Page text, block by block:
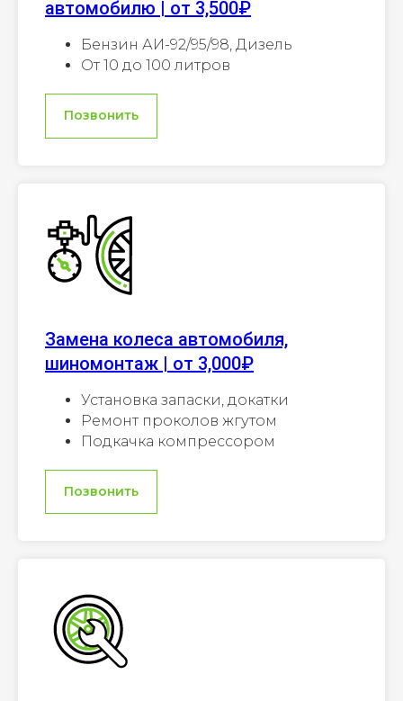
автомобилю | от 3,500₽
Бензин АИ-92/95/98, Дизель
От 10 до 100 литров
Позвонить
Замена колеса автомобиля,
шиномонтаж | от 3,000₽
Установка запаски, докатки
Ремонт проколов жгутом
Подкачка компрессором
Позвонить